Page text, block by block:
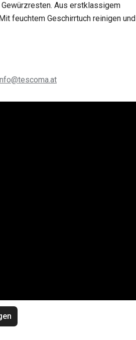
Aus erstklassigem
feuchtem Geschirrtuch reinigen und